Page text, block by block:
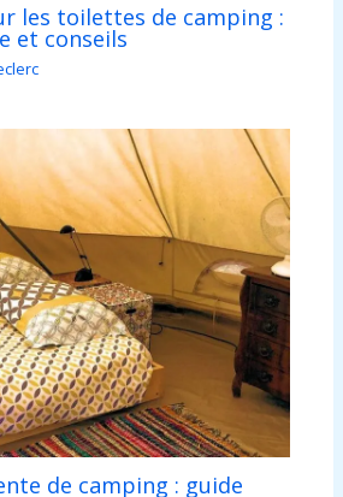
les toilettes de camping :
et conseils
de camping : guide